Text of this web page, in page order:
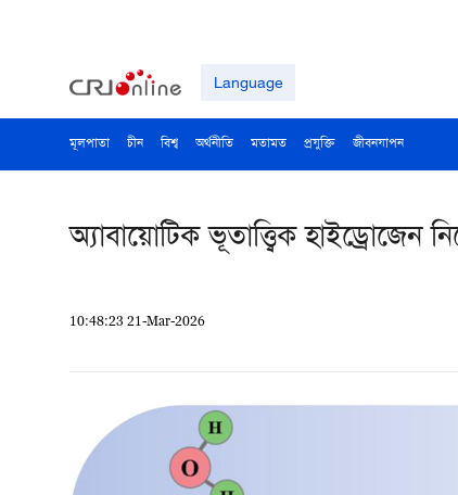
Language
মূলপাতা চীন বিশ্ব অর্থনীতি মতামত প্রযুক্তি জীবনযাপন
অ্যাবায়োটিক ভূতাত্ত্বিক হাইড্রোজেন
10:48:23 21-Mar-2026